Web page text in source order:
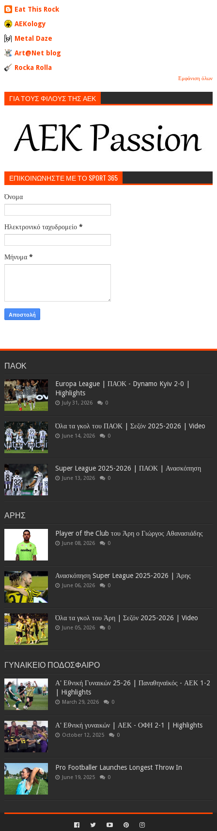
Eat This Rock
AEKology
Metal Daze
Art@Net blog
Rocka Rolla
Εμφάνιση όλων
ΓΙΑ ΤΟΥΣ ΦΙΛΟΥΣ ΤΗΣ ΑΕΚ
ΕΠΙΚΟΙΝΩΝΗΣΤΕ ΜΕ ΤΟ SPORT 365
Όνομα
Ηλεκτρονικό ταχυδρομείο *
Μήνυμα *
ΠΑΟΚ
Europa League | ΠΑΟΚ - Dynamo Kyiv 2-0 |
Highlights
July 31, 2026 0
Όλα τα γκολ του ΠΑΟΚ | Σεζόν 2025-2026 | Video
June 14, 2026 0
Super League 2025-2026 | ΠΑΟΚ | Ανασκόπηση
June 13, 2026 0
ΑΡΗΣ
Player of the Club του Άρη ο Γιώργος Αθανασιάδης
June 08, 2026 0
Ανασκόπηση Super League 2025-2026 | Άρης
June 06, 2026 0
Όλα τα γκολ του Άρη | Σεζόν 2025-2026 | Video
June 05, 2026 0
ΓΥΝΑΙΚΕΙΟ ΠΟΔΟΣΦΑΙΡΟ
Α' Εθνική Γυναικών 25-26 | Παναθηναϊκός - ΑΕΚ 1-2
| Highlights
March 29, 2026 0
Α' Εθνική γυναικών | ΑΕΚ - ΟΦΗ 2-1 | Highlights
October 12, 2025 0
Pro Footballer Launches Longest Throw In
June 19, 2025 0